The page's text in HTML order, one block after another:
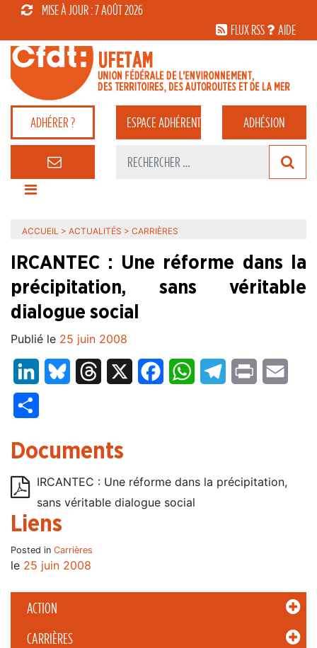
MISE À JOUR : 7 AOÛT 2026
FLUX RSS
AIDE
ADHÉRER ? ESPACEADHÉRENT ADHÉSION
ACTION
CARRIÈRES
ACCUEIL > ACTUALITÉS > CARRIÈRES
IRCANTEC : Une réforme dans la
précipitation, sans véritable
dialogue social
Publié le 25 juin 2008
LinkedInBluesky Threads FacebookWhatsAppTelegram
Print
Documents
IRCANTEC : Une réforme dans la précipitation,
sans véritable dialogue social
Liens
Posted in Carrières
le 25 juin 2008